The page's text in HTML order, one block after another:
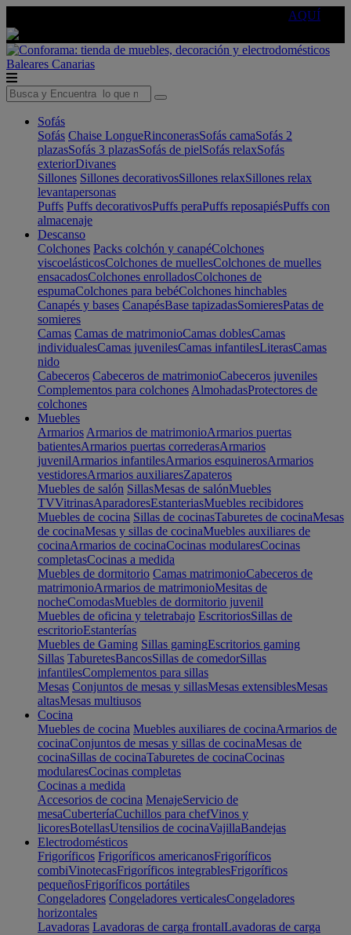
AQUÍ
Baleares Canarias
Sofás
Sofás Chaise LongueRinconerasSofás camaSofás 2
plazasSofás 3 plazasSofás de pielSofás relaxSofás
exteriorDivanes
Sillones Sillones decorativosSillones relaxSillones relax
levantapersonas
Puffs Puffs decorativosPuffs peraPuffs reposapiésPuffs con
almacenaje
Descanso
Colchones Packs colchón y canapéColchones
viscoelásticosColchones de muellesColchones de muelles
ensacadosColchones enrolladosColchones de
espumaColchones para bebéColchones hinchables
Canapés y bases CanapésBase tapizadasSomieresPatas de
somieres
Camas Camas de matrimonioCamas doblesCamas
individualesCamas juvenilesCamas infantilesLiterasCamas
nido
Cabeceros Cabeceros de matrimonioCabeceros juveniles
Complementos para colchones AlmohadasProtectores de
colchones
Muebles
Armarios Armarios de matrimonioArmarios puertas
batientesArmarios puertas correderasArmarios
juvenilArmarios infantilesArmarios esquinerosArmarios
vestidoresArmarios auxiliaresZapateros
Muebles de salón SillasMesas de salónMuebles
TVVitrinasAparadoresEstanteriasMuebles recibidores
Muebles de cocina Sillas de cocinasTaburetes de cocinaMesas
de cocinaMesas y sillas de cocinaMuebles auxiliares de
cocinaArmarios de cocinaCocinas modularesCocinas
completasCocinas a medida
Muebles de dormitorio Camas matrimonioCabeceros de
matrimonioArmarios de matrimonioMesitas de
nocheComodasMuebles de dormitorio juvenil
Muebles de oficina y teletrabajo EscritoriosSillas de
escritorioEstanterías
Muebles de Gaming Sillas gamingEscritorios gaming
Sillas TaburetesBancosSillas de comedorSillas
infantilesComplementos para sillas
Mesas Conjuntos de mesas y sillasMesas extensiblesMesas
altasMesas multiusos
Cocina
Muebles de cocina Muebles auxiliares de cocinaArmarios de
cocinaConjuntos de mesas y sillas de cocinaMesas de
cocinaSillas de cocinaTaburetes de cocinaCocinas
modularesCocinas completas
Cocinas a medida
Accesorios de cocina MenajeServicio de
mesaCuberteríaCuchillos para chefVinos y
licoresBotellasUtensilios de cocinaVajillaBandejas
Electrodomésticos
Frigoríficos Frigoríficos americanosFrigoríficos
combiVinotecasFrigoríficos integrablesFrigoríficos
pequeñosFrigoríficos portátiles
Congeladores Congeladores verticalesCongeladores
horizontales
Lavadoras Lavadoras de carga frontalLavadoras de carga